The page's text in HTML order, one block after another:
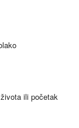
ili početak